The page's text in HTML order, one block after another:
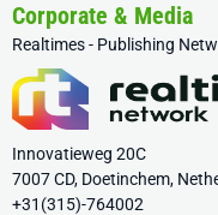
Corporate & Media
Realtimes - Publishing
Innovatieweg 20C
7007 CD, Doetinchem,
+31(315)-764002